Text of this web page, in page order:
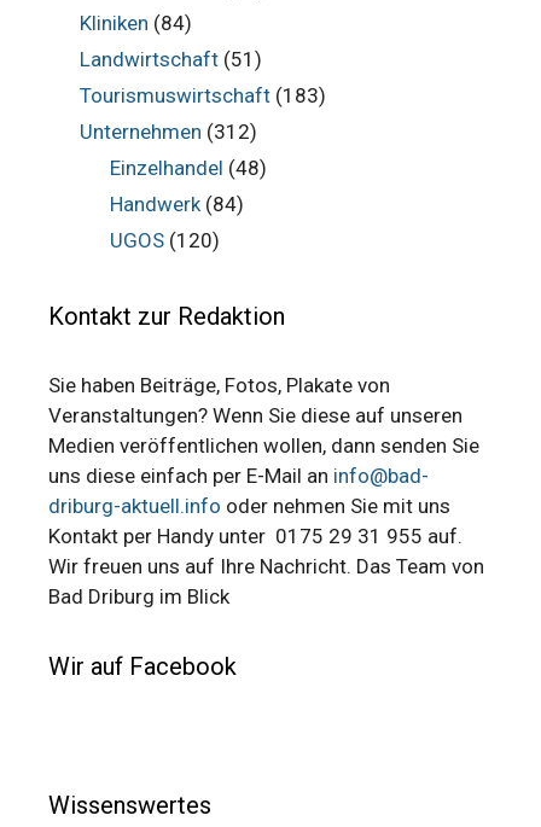
Kliniken (84)
Landwirtschaft(51)
Tourismuswirtschaft(183)
Unternehmen (312)
Einzelhandel (48)
Handwerk(84)
UGOS (120)
Kontakt zur Redaktion
Sie haben Beiträge, Fotos, Plakate von
Veranstaltungen? Wenn Sie diese auf unseren
Medien veröffentlichen wollen, dann senden Sie
uns diese einfach per E-Mail an info@bad-
driburg-aktuell.info oder nehmen Sie mit uns
Kontakt per Handy unter 0175 29 31 955 auf.
Wir freuen uns auf Ihre Nachricht. Das Team von
Bad Driburg im Blick
Wir auf Facebook
Wissenswertes